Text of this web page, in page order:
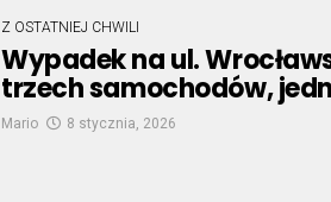
Z OSTATNIEJ CHWILI
Wypadek na ul.
trzech samochodów,
Mario 8 stycznia, 2026